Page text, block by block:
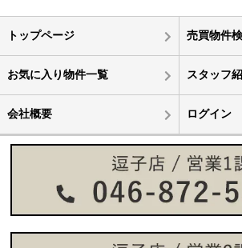
トップページ 売買物件
お気に入り物件一覧 スタッフ
会社概要 ログイン